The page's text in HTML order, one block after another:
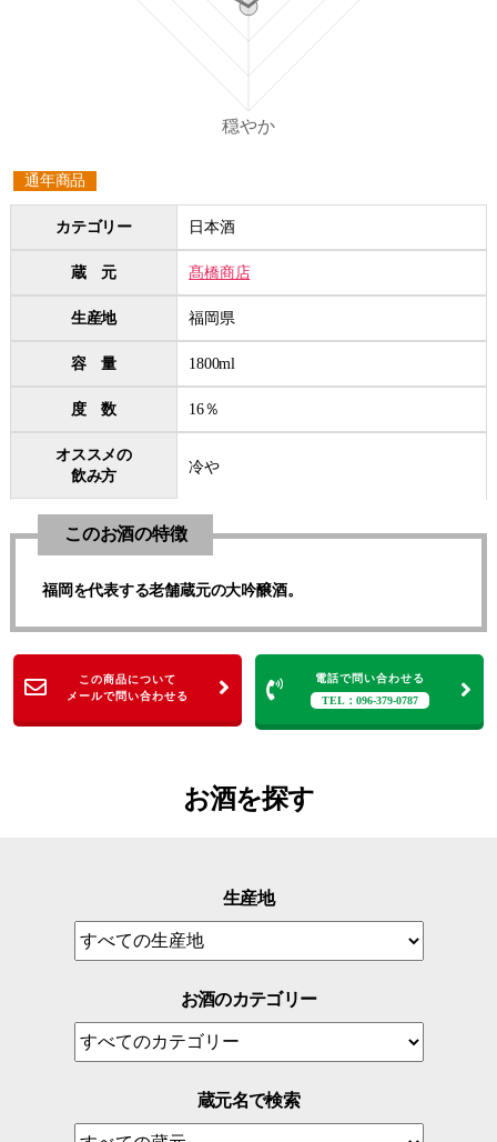
通年商品
カテゴリー
蔵 元
生産地
容 量
度 数
オススメの
飲み方
日本酒
髙橋商店
福岡県
1800ml
16％
冷や
このお酒の特徴
福岡を代表する老舗蔵元の大吟醸酒。
この商品について
メールで問い合わせる
電話で問い合わせる
TEL：096-379-0787
お酒を探す
生産地
お酒のカテゴリー
蔵元名で検索